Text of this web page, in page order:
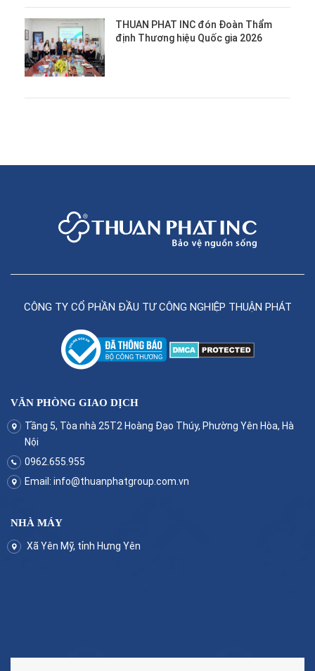
THUAN PHAT INC đón Đoàn Thẩm
định Thương hiệu Quốc gia 2026
CÔNG TY CỔ PHẦN ĐẦU TƯ CÔNG NGHIỆP THUẬN PHÁT
VĂN PHÒNG GIAO DỊCH
Tầng 5, Tòa nhà 25T2 Hoàng Đạo Thúy, Phường Yên Hòa, Hà
Nội
0962.655.955
Email: info@thuanphatgroup.com.vn
NHÀ MÁY
Xã Yên Mỹ, tỉnh Hưng Yên